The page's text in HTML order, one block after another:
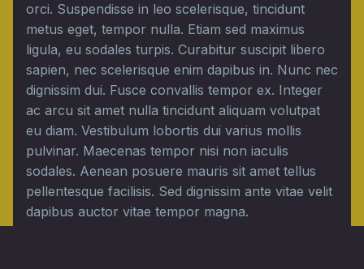
orci. Suspendisse in leo scelerisque, tincidunt
metus eget, tempor nulla. Etiam sed maximus
ligula, eu sodales turpis. Curabitur suscipit libero
sapien, nec scelerisque enim dapibus in. Nunc nec
dignissim dui. Fusce convallis tempor ex. Integer
ac arcu sit amet nulla tincidunt aliquam volutpat
eu diam. Vestibulum lobortis dui varius mollis
pulvinar. Maecenas tempor nisi non iaculis
sodales. Aenean posuere mauris sit amet tellus
pellentesque facilisis. Sed dignissim ante vitae velit
dapibus auctor vitae tempor magna.